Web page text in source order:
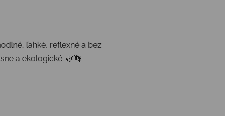
ľahké, reflexné a bez
a ekologické. 🌿👣